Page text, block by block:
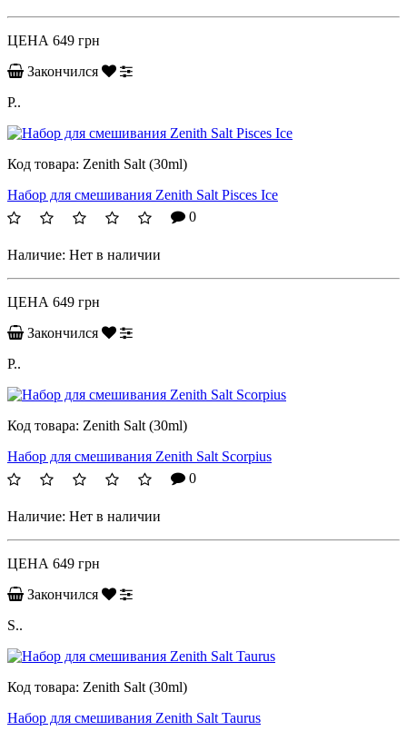
ЦЕНА 649 грн
Закончился
P..
Код товара: Zenith Salt (30ml)
Набор для смешивания Zenith Salt Pisces Ice
0
Наличие: Нет в наличии
ЦЕНА 649 грн
Закончился
P..
Код товара: Zenith Salt (30ml)
Набор для смешивания Zenith Salt Scorpius
0
Наличие: Нет в наличии
ЦЕНА 649 грн
Закончился
S..
Код товара: Zenith Salt (30ml)
Набор для смешивания Zenith Salt Taurus